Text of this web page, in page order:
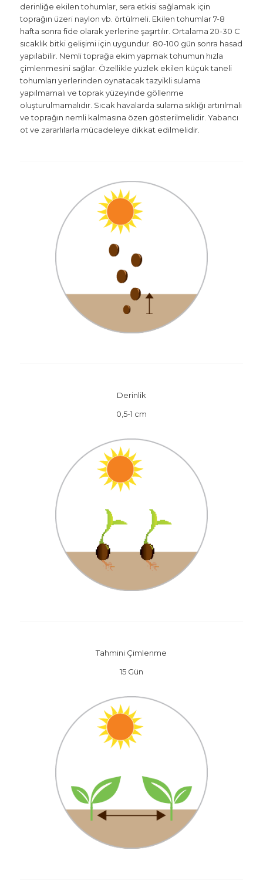
derinliğe ekilen tohumlar, sera etkisi sağlamak için
toprağın üzeri naylon vb. örtülmeli. Ekilen tohumlar 7-8
hafta sonra fide olarak yerlerine şaşırtılır. Ortalama 20-30 C
sıcaklık bitki gelişimi için uygundur. 80-100 gün sonra hasad
yapılabilir. Nemli toprağa ekim yapmak tohumun hızla
çimlenmesini sağlar. Özellikle yüzlek ekilen küçük taneli
tohumları yerlerinden oynatacak tazyikli sulama
yapılmamalı ve toprak yüzeyinde göllenme
oluşturulmamalıdır. Sıcak havalarda sulama sıklığı artırılmalı
ve toprağın nemli kalmasına özen gösterilmelidir. Yabancı
ot ve zararlılarla mücadeleye dikkat edilmelidir.
Derinlik
0,5-1 cm
Tahmini Çimlenme
15 Gün